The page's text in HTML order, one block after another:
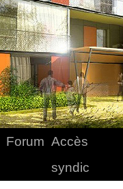
Forum Accès
syndic